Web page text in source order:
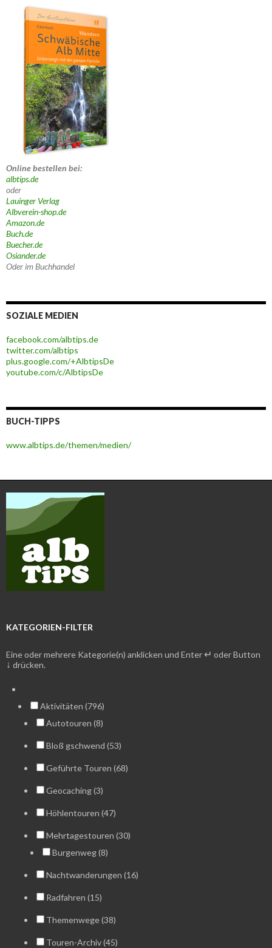
Online bestellen bei:
albtips.de
oder
Lauinger Verlag
Albverein-shop.de
Amazon.de
Buch.de
Buecher.de
Osiander.de
Oder im Buchhandel
SOZIALE MEDIEN
facebook.com/albtips.de
twitter.com/albtips
plus.google.com/+AlbtipsDe
youtube.com/c/AlbtipsDe
BUCH-TIPPS
www.albtips.de/themen/medien/
KATEGORIEN-FILTER
Eine oder mehrere Kategorie(n) anklicken und Enter ↵ oder Button
↓ drücken.
Aktivitäten (796)
Autotouren (8)
Bloß gschwend (53)
Geführte Touren (68)
Geocaching (3)
Höhlentouren (47)
Mehrtagestouren (30)
Burgenweg (8)
Nachtwanderungen (16)
Radfahren (15)
Themenwege (38)
Touren-Archiv (45)